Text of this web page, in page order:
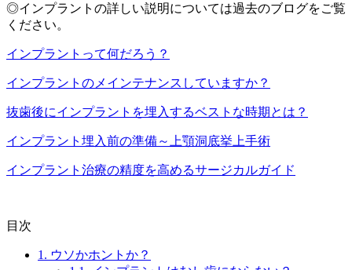
◎インプラントの詳しい説明については過去のブログをご覧
ください。
インプラントって何だろう？
インプラントのメインテナンスしていますか？
抜歯後にインプラントを埋入するベストな時期とは？
インプラント埋入前の準備～上顎洞底挙上手術
インプラント治療の精度を高めるサージカルガイド
目次
1. ウソかホントか？